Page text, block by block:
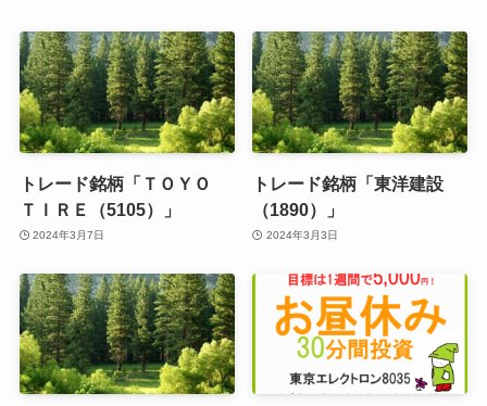
トレード銘柄「ＴＯＹＯ
ＴＩＲＥ（5105）」
2024年3月7日
トレード銘柄「東洋建設
（1890）」
2024年3月3日